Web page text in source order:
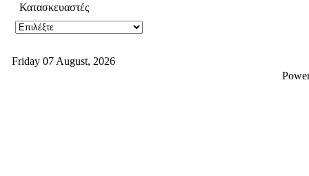
Κατασκευαστές
Friday 07 August, 2026